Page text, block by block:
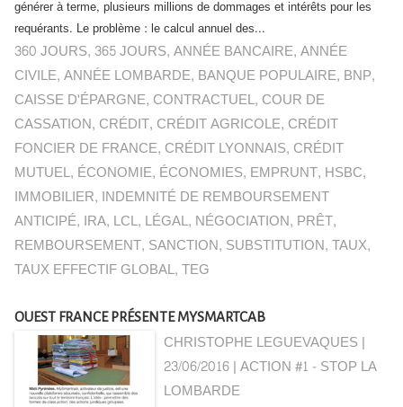
générer à terme, plusieurs millions de dommages et intérêts pour les
requérants. Le problème : le calcul annuel des...
360 JOURS, 365 JOURS,ANNÉE BANCAIRE,ANNÉE
CIVILE,ANNÉE LOMBARDE, BANQUE POPULAIRE, BNP,
CAISSE D'ÉPARGNE, CONTRACTUEL, COUR DE
CASSATION, CRÉDIT, CRÉDIT AGRICOLE, CRÉDIT
FONCIER DE FRANCE, CRÉDIT LYONNAIS, CRÉDIT
MUTUEL, ÉCONOMIE, ÉCONOMIES, EMPRUNT, HSBC,
IMMOBILIER, INDEMNITÉ DE REMBOURSEMENT
ANTICIPÉ, IRA, LCL, LÉGAL, NÉGOCIATION, PRÊT,
REMBOURSEMENT, SANCTION, SUBSTITUTION,TAUX,
TAUX EFFECTIF GLOBAL,TEG
OUEST FRANCE PRÉSENTE MYSMARTCAB
CHRISTOPHE LEGUEVAQUES |
23/06/2016|ACTION #1 - STOP LA
LOMBARDE